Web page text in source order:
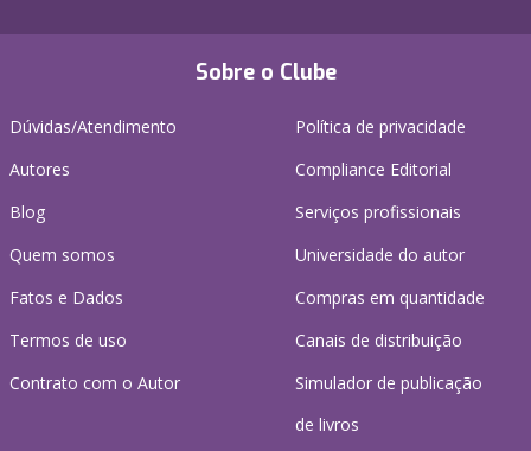
Sobre o Clube
Dúvidas/Atendimento
Autores
Blog
Quem somos
Fatos e Dados
Termos de uso
Contrato com o Autor
Política de privacidade
Compliance Editorial
Serviços profissionais
Universidade do autor
Compras em quantidade
Canais de distribuição
Simulador de publicação
de livros